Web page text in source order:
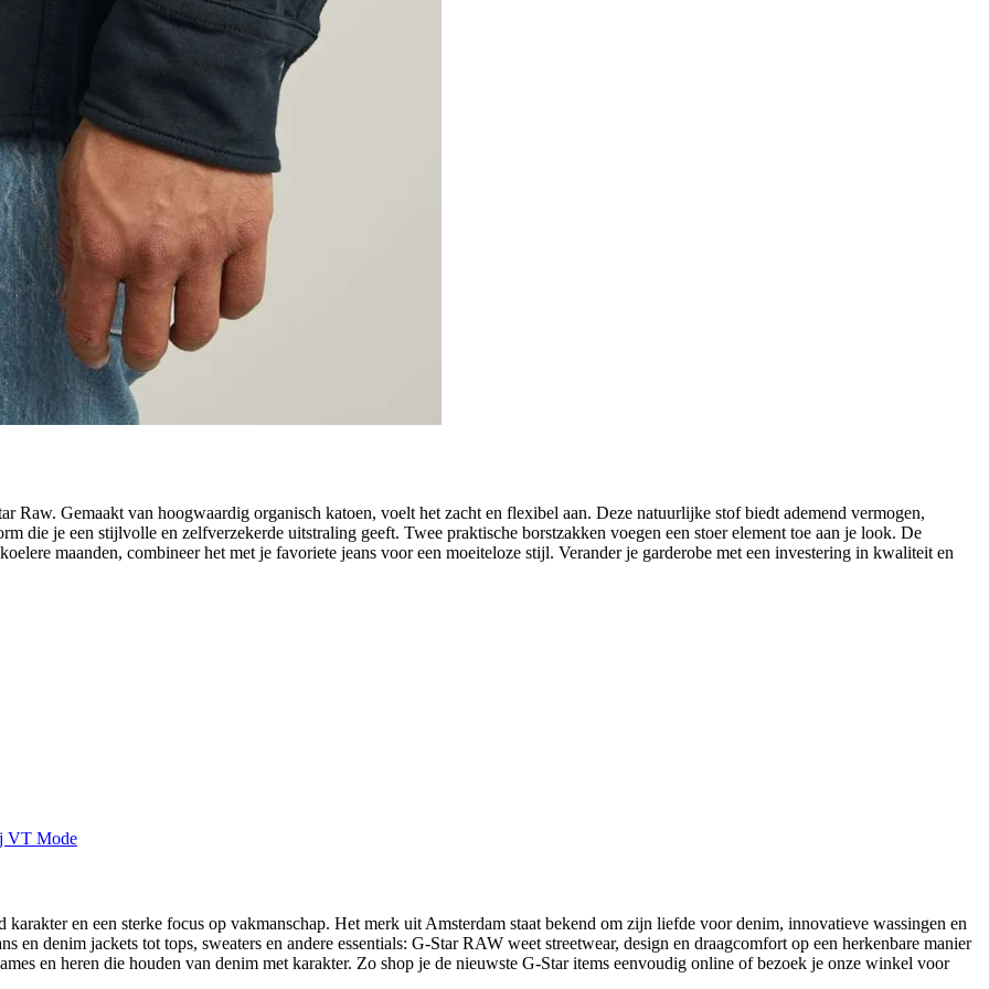
Raw. Gemaakt van hoogwaardig organisch katoen, voelt het zacht en flexibel aan. Deze natuurlijke stof biedt ademend vermogen,
die je een stijlvolle en zelfverzekerde uitstraling geeft. Twee praktische borstzakken voegen een stoer element toe aan je look. De
maanden, combineer het met je favoriete jeans voor een moeiteloze stijl. Verander je garderobe met een investering in kwaliteit en
en een sterke focus op vakmanschap. Het merk uit Amsterdam staat bekend om zijn liefde voor denim, innovatieve wassingen en
en denim jackets tot tops, sweaters en andere essentials: G-Star RAW weet streetwear, design en draagcomfort op een herkenbare manier
en heren die houden van denim met karakter. Zo shop je de nieuwste G-Star items eenvoudig online of bezoek je onze winkel voor